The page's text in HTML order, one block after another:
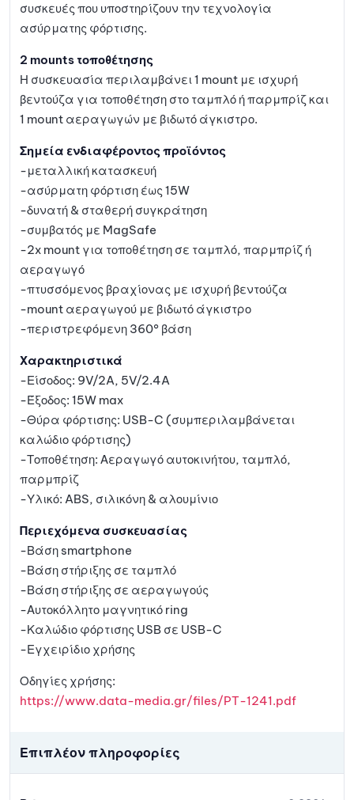
συσκευές που υποστηρίζουν την τεχνολογία
ασύρματης φόρτισης.
2 mounts τοποθέτησης
Η συσκευασία περιλαμβάνει 1 mount με ισχυρή
βεντούζα για τοποθέτηση στο ταμπλό ή παρμπρίζ και
1 mount αεραγωγών με βιδωτό άγκιστρο.
Σημεία ενδιαφέροντος προϊόντος
-μεταλλική κατασκευή
-ασύρματη φόρτιση έως 15W
-δυνατή & σταθερή συγκράτηση
-συμβατός με MagSafe
-2x mount για τοποθέτηση σε ταμπλό, παρμπρίζ ή
αεραγωγό
-πτυσσόμενος βραχίονας με ισχυρή βεντούζα
-mount αεραγωγού με βιδωτό άγκιστρο
-περιστρεφόμενη 360° βάση
Χαρακτηριστικά
-Είσοδος: 9V/2A, 5V/2.4A
-Έξοδος: 15W max
-Θύρα φόρτισης: USB-C (συμπεριλαμβάνεται
καλώδιο φόρτισης)
-Τοποθέτηση: Αεραγωγό αυτοκινήτου, ταμπλό,
παρμπρίζ
-Υλικό: ABS, σιλικόνη & αλουμίνιο
Περιεχόμενα συσκευασίας
-Βάση smartphone
-Βάση στήριξης σε ταμπλό
-Βάση στήριξης σε αεραγωγούς
-Αυτοκόλλητο μαγνητικό ring
-Καλώδιο φόρτισης USB σε USB-C
-Εγχειρίδιο χρήσης
Οδηγίες χρήσης:
https://www.data-media.gr/files/PT-1241.pdf
Επιπλέον πληροφορίες